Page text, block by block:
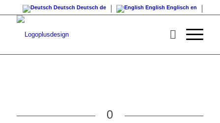
Deutsch Deutsch de English Englisch en
0